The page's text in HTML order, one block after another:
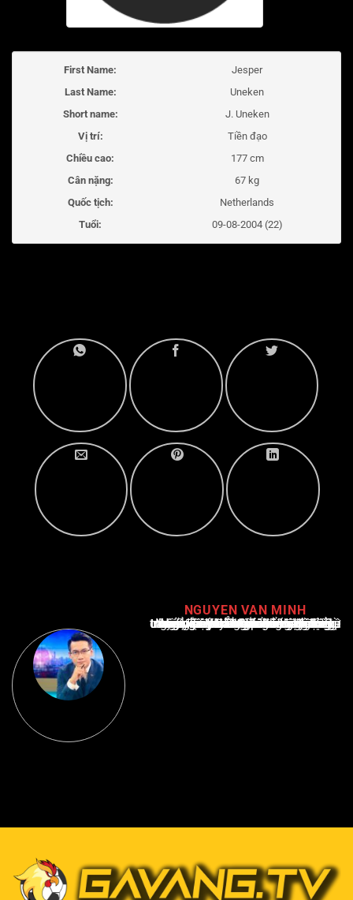
First Name:
Jesper
Last Name:
Uneken
Short name:
J. Uneken
Vị trí:
Tiền đạo
Chiều cao:
177 cm
Cân nặng:
67 kg
Quốc tịch:
Netherlands
Tuổi:
09-08-2004 (22)
NGUYEN VAN MINH
Nguyễn Văn Minh là một trong những chuyên gia hàng đầu về báo cáo tin tức thể thao tại Việt Nam, với hơn 10 năm hoạt động trong ngành. Ông có kiến thức sâu rộng và kinh nghiệm đáng kể trong việc phân tích và báo cáo về các sự kiện thể thao hàng đầu. Sự hiểu biết sâu sắc của ông về ngành này đã giúp ông xây dựng uy tín và danh tiếng trong cộng đồng báo chí thể thao.